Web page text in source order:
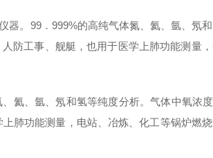
器。99．999%的高纯气体氮、氦、氩、氖
防工事、舰艇，也用于医学上肺功能测量
氦、氩、氖和氢等纯度分析。气体中氧浓
肺功能测量，电站、冶炼、化工等锅炉燃